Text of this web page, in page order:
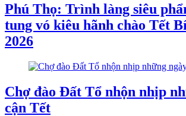
Phú Thọ: Trình làng siêu
tung vó kiêu hãnh chào Tết
2026
Chợ đào Đất Tổ nhộn nhịp
cận Tết